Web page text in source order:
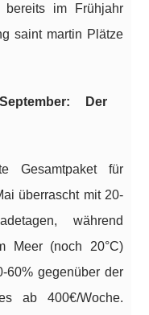
bereits im Frühjahr
saint martin Plätze
Der
Gesamtpaket für
überrascht mit 20-
während
Meer (noch 20°C)
60% gegenüber der
ab 400€/Woche.